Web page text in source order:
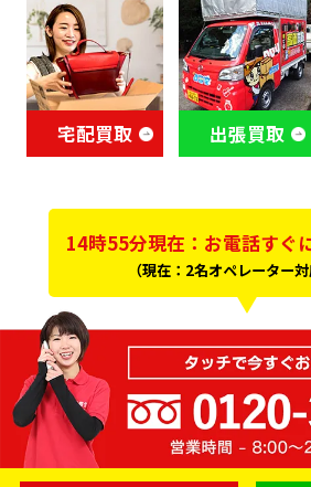
宅配買取 出張買取
14時55分現在：お電話すぐ
（現在：2名オペレーター対